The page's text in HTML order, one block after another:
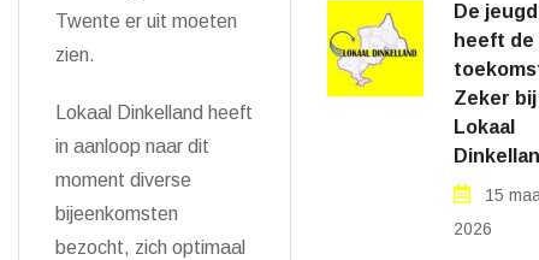
Twente er uit moeten
zien.
Lokaal Dinkelland heeft
in aanloop naar dit
moment diverse
bijeenkomsten
bezocht, zich optimaal
De jeugd
heeft de
Zeker bij
Lokaal
15
2026